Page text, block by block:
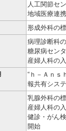
人工関節セ
地域医療連
形成外科の
病理診断科
糖尿病セン
産婦人科の
“ｈ－Ａｎｓ
報共有シス
乳腺外科の
産婦人科の
健診・がん
開始